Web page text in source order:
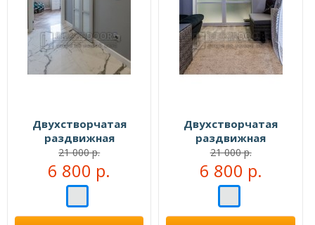
Двухстворчатая
раздвижная
перегородка №109555
21 000 р.
6 800 р.
Двухстворчатая
раздвижная
перегородка №109999
21 000 р.
6 800 р.